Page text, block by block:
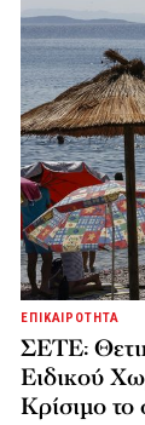
ΕΠΙΚΑΙΡΟΤΗΤΑ
ΣΕΤΕ:
Ειδικού
Κρίσιμο το